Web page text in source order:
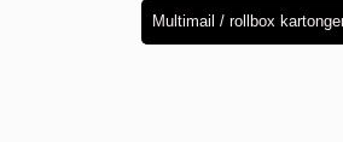
Multimail / rollbox